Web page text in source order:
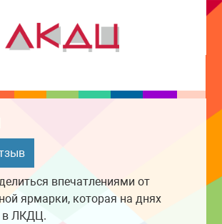
впечатлениями от
ярмарки, которая на днях
в ЛКДЦ.